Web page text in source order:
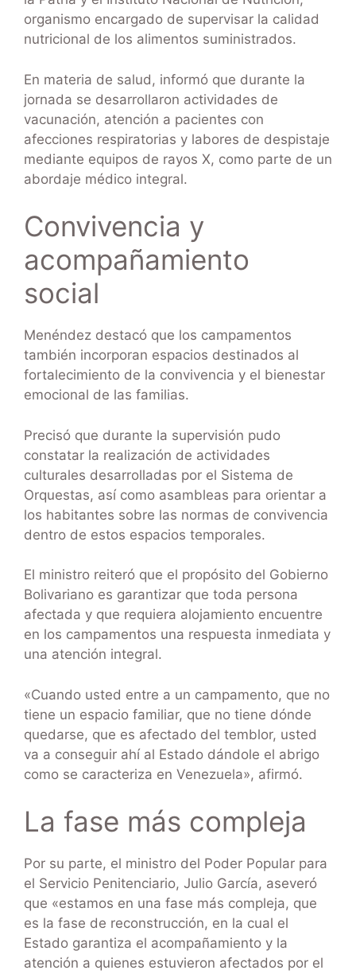
organismo encargado de supervisar la calidad
nutricional de los alimentos suministrados.
En materia de salud, informó que durante la
jornada se desarrollaron actividades de
vacunación, atención a pacientes con
afecciones respiratorias y labores de despistaje
mediante equipos de rayos X, como parte de un
abordaje médico integral.
Convivencia y
acompañamiento
social
Menéndez destacó que los campamentos
también incorporan espacios destinados al
fortalecimiento de la convivencia y el bienestar
emocional de las familias.
Precisó que durante la supervisión pudo
constatar la realización de actividades
culturales desarrolladas por el Sistema de
Orquestas, así como asambleas para orientar a
los habitantes sobre las normas de convivencia
dentro de estos espacios temporales.
El ministro reiteró que el propósito del Gobierno
Bolivariano es garantizar que toda persona
afectada y que requiera alojamiento encuentre
en los campamentos una respuesta inmediata y
una atención integral.
«Cuando usted entre a un campamento, que no
tiene un espacio familiar, que no tiene dónde
quedarse, que es afectado del temblor, usted
va a conseguir ahí al Estado dándole el abrigo
como se caracteriza en Venezuela», afirmó.
La fase más compleja
Por su parte, el ministro del Poder Popular para
el Servicio Penitenciario, Julio García, aseveró
que «estamos en una fase más compleja, que
es la fase de reconstrucción, en la cual el
Estado garantiza el acompañamiento y la
atención a quienes estuvieron afectados por el